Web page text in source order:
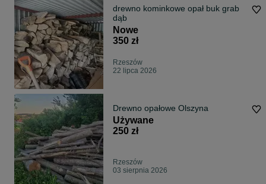
drewno kominkowe opał buk grab
dąb
Nowe
350 zł
Rzeszów
22 lipca 2026
Drewno opałowe Olszyna
Używane
250 zł
Rzeszów
03 sierpnia 2026